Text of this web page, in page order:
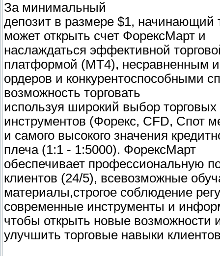
За минимальный
депозит в размере $1, начинающий
может открыть счет ФорексМарт и
наслаждаться эффективной
платформой (MT4), несравненным
ордеров и конкурентоспособными
возможность торговать
используя широкий выбор торговых
инструментов (Форекс, CFD, Спот
и самого высокого значения
плеча (1:1 - 1:5000). ФорексМарт
обеспечивает профессиональную
клиентов (24/5), всевозможные
материалы,строгое соблюдение
современные инструменты и
чтобы открыть новые возможности
улучшить торговые навыки